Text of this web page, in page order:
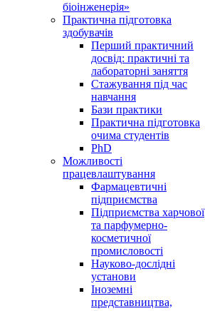
біоінженерія»
Практична підготовка
здобувачів
Перший практичний
досвід: практичні та
лабораторні заняття
Стажування під час
навчання
Бази практики
Практична підготовка
очима студентів
PhD
Можливості
працевлаштування
Фармацевтичні
підприємства
Підприємства харчової
та парфумерно-
косметичної
промисловості
Науково-дослідні
установи
Іноземні
представництва,